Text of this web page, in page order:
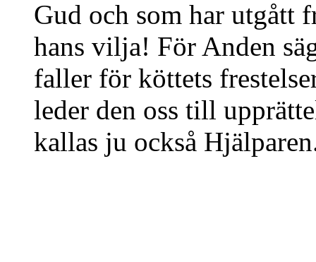
Gud och som har utgått
hans vilja! För Anden
faller för köttets
leder den oss till
kallas ju också